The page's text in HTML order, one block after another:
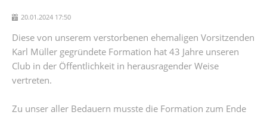
20.01.2024 17:50
Diese von unserem verstorbenen ehemaligen Vorsitzenden
Karl Müller gegründete Formation hat 43 Jahre unseren
Club in der Öffentlichkeit in herausragender Weise
vertreten.
Zu unser aller Bedauern musste die Formation zum Ende